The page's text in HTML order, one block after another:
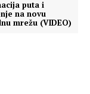
puta i
na novu
mrežu (VIDEO)